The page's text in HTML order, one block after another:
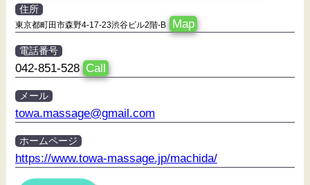
住所
東京都町田市森野4-17-23渋谷ビル2階-B Map
電話番号
042-851-528 Call
メール
towa.massage@gmail.com
ホームページ
https://www.towa-massage.jp/machida/